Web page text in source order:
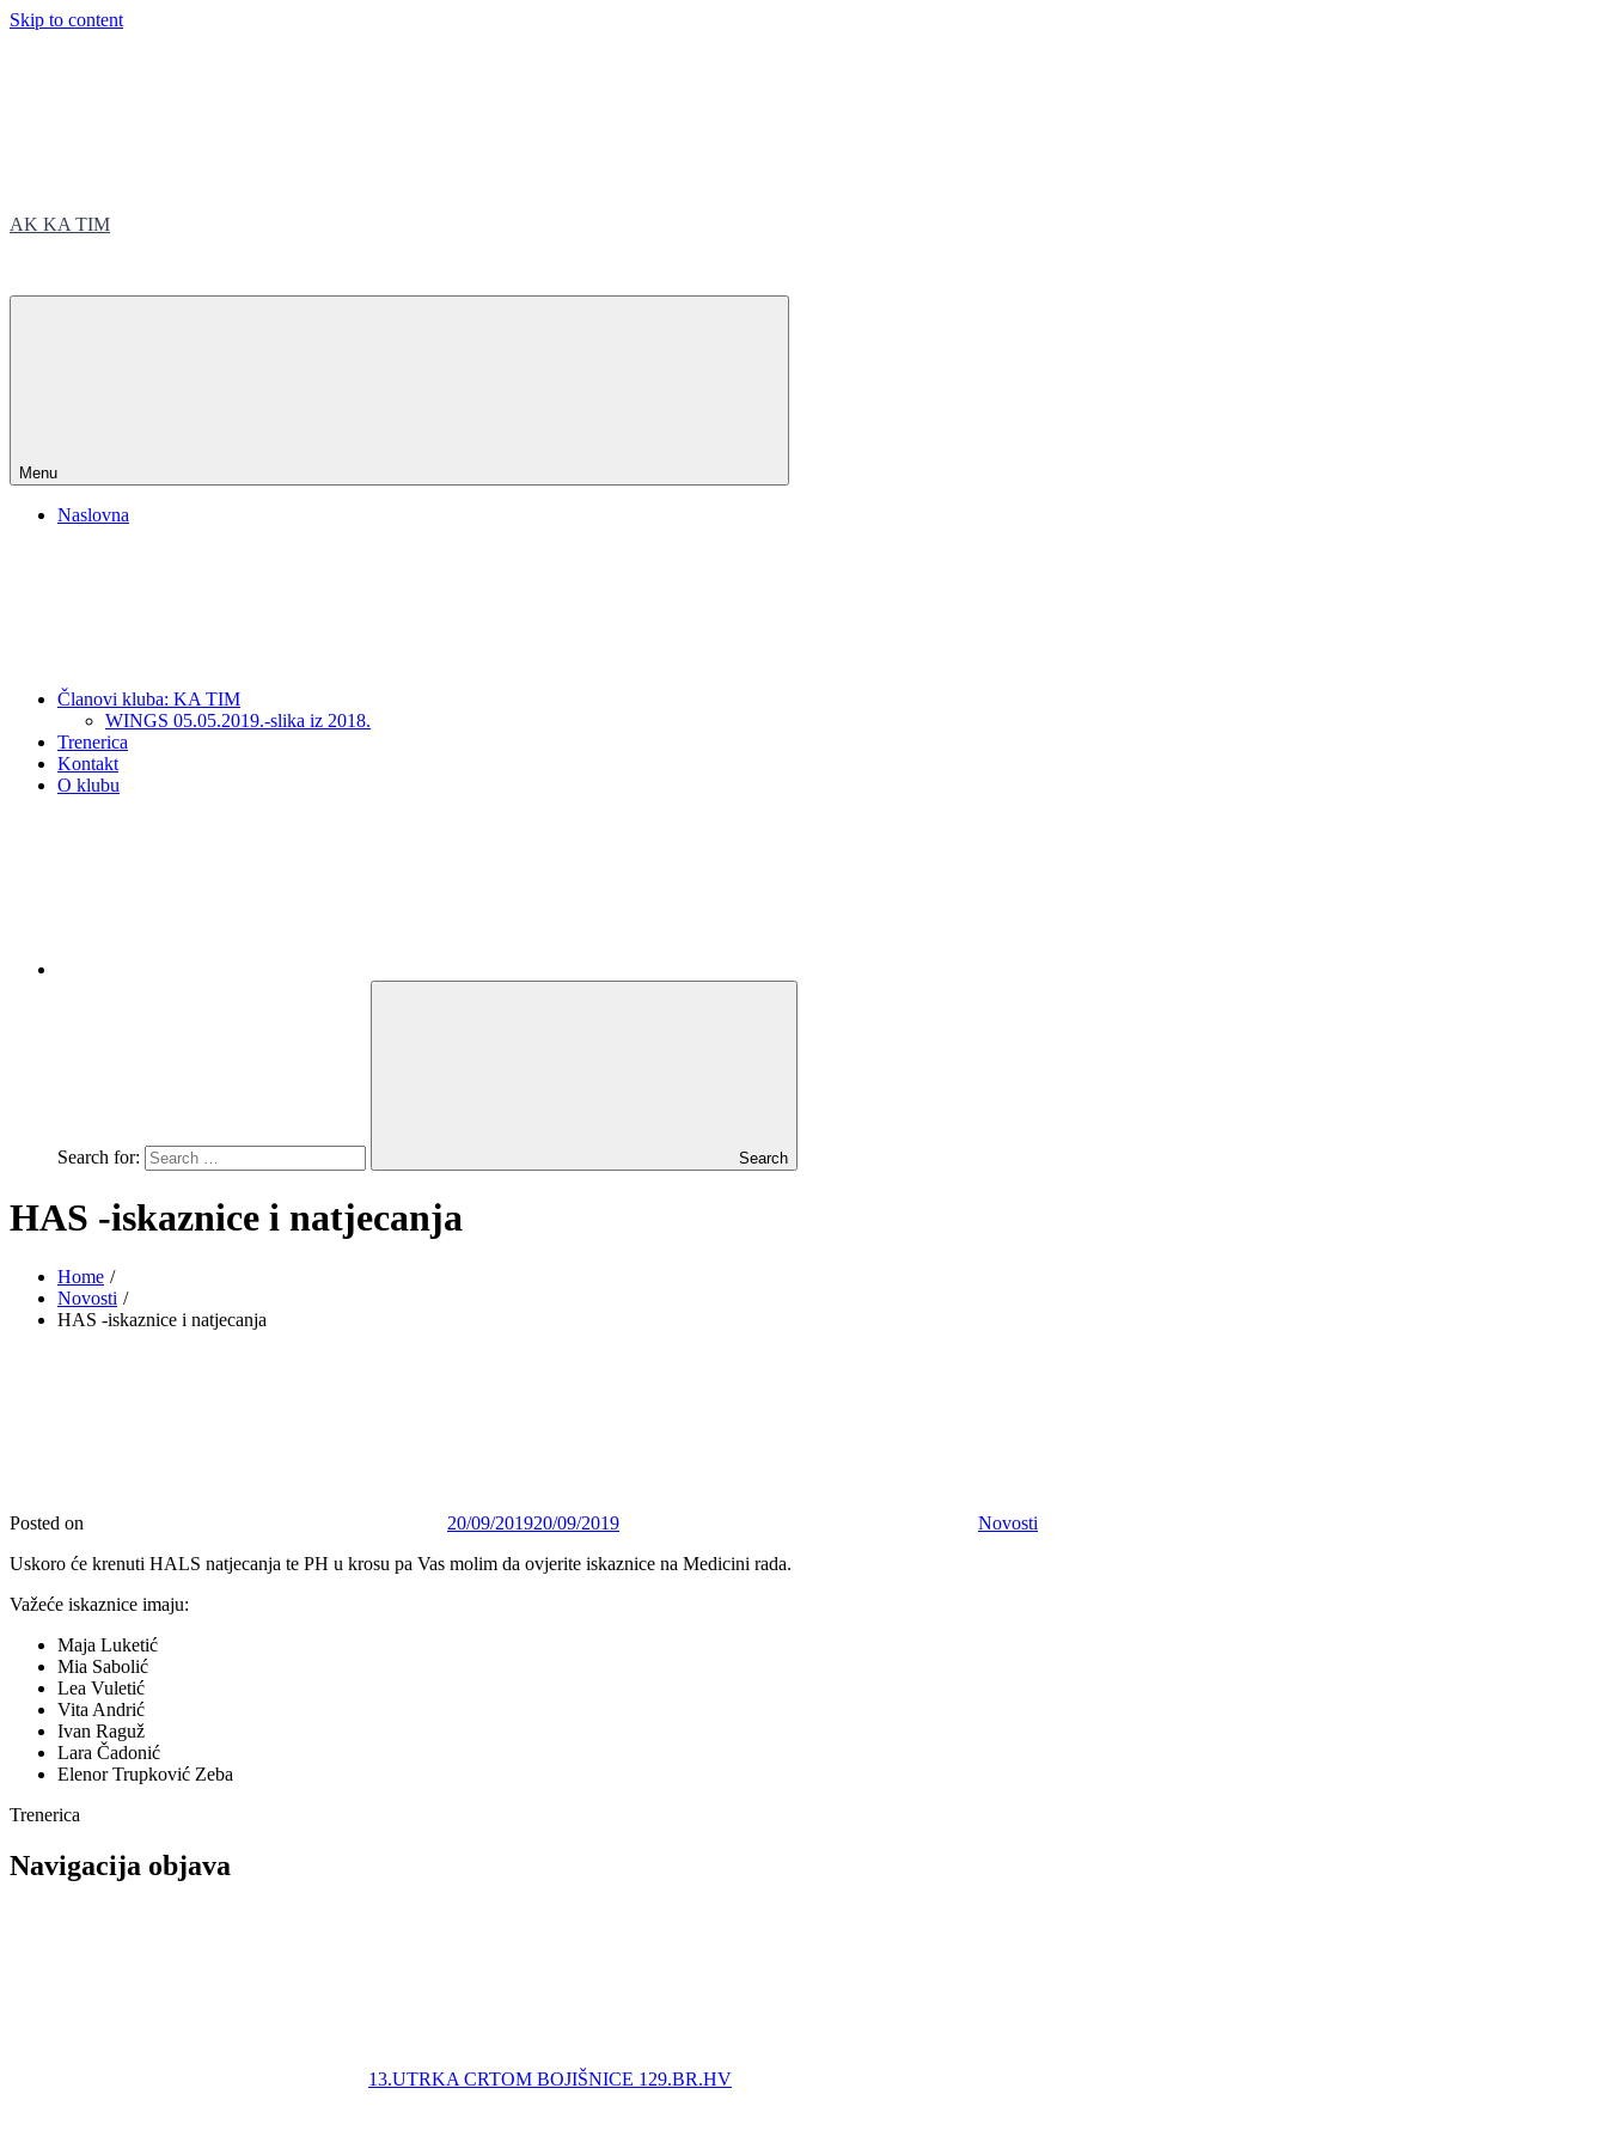
Skip to content
AK KA TIM
Menu
Naslovna
Članovi kluba: KA TIM
WINGS 05.05.2019.-slika iz 2018.
Trenerica
Kontakt
O klubu
Search for: Search
HAS -iskaznice i natjecanja
Home
Novosti
HAS -iskaznice i natjecanja
Posted on 20/09/201920/09/2019
Novosti
Uskoro će krenuti HALS natjecanja te PH u krosu pa Vas molim da ovjerite iskaznice na Medicini rada.
Važeće iskaznice imaju:
Maja Luketić
Mia Sabolić
Lea Vuletić
Vita Andrić
Ivan Raguž
Lara Čadonić
Elenor Trupković Zeba
Trenerica
Navigacija objava
13.UTRKA CRTOM BOJIŠNICE 129.BR.HV